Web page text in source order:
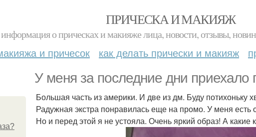
ПРИЧЕСКА И МАКИЯЖ
о прическах и макияже лица, новости, отзывы,
и причесок как делать прически и макияж
У меня за последние дни приехало
Большая часть из америки. И две из дм. Буду потихоньку
Радужная экстра понравилась еще на промо. У меня
Но и перед этой я не устояла. Очень яркий образ! А какие